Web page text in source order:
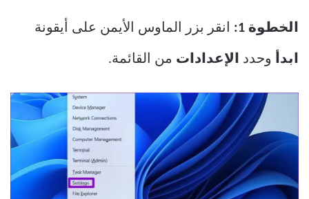
الخطوة 1: انقر بزر الماوس الأيمن على أيقونة
ابدأ وحدد الإعدادات من القائمة.